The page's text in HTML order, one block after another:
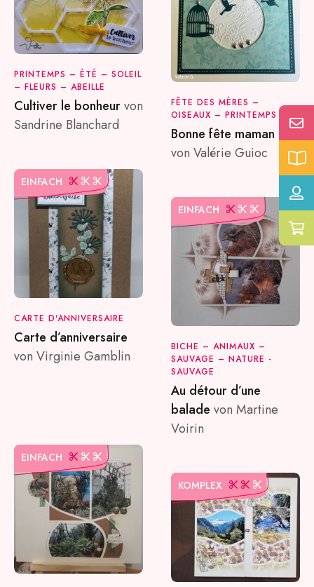
PRINTEMPS – ÉTÉ – SOLEIL
– FLEURS – ABEILLE
Cultiver le bonheurvon
Sandrine Blanchard
FÊTE DES MÈRES –
OISEAUX – PRINTEMPS
Bonne fête maman !
von Valérie Guioc
EINFACH
CARTE D'ANNIVERSAIRE
Carte d’anniversaire
von Virginie Gamblin
EINFACH
BICHE – ANIMAUX –
SAUVAGE – NATURE -
SAUVAGE
Au détour d’une
balade von Martine
Voirin
EINFACH
KOMPLEX